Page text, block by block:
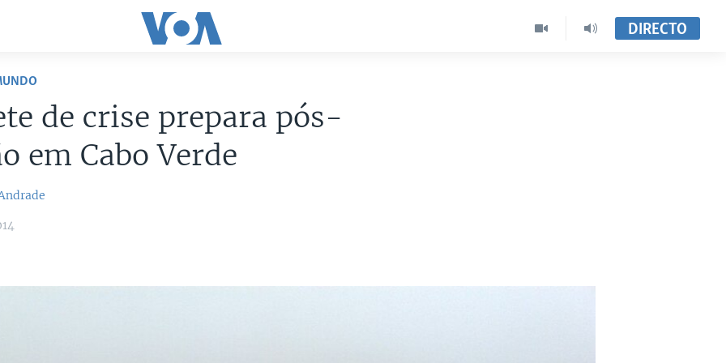
DIRECTO
de crise prepara pós-
em Cabo Verde